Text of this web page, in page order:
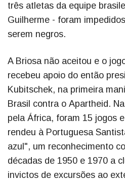
três atletas da equipe
Guilherme - foram
serem negros.
A Briosa não aceitou e o
recebeu apoio do então
Kubitschek, na primeira
Brasil contra o Apartheid.
pela África, foram 15 jogos
rendeu à Portuguesa
azul", um reconhecimento
décadas de 1950 e 1970 a
invictos de excursões ao